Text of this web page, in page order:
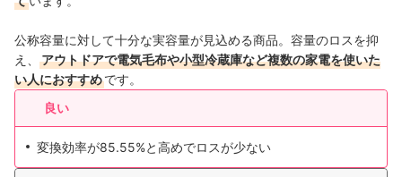
公称容量に対して十分な実容量が見込める商品。容量のロスを抑
え、
アウトドアで電気毛布や小型冷蔵庫など複数の家電を使いた
い人におすすめです。
良い
変換効率が85.55%と高めでロスが少ない